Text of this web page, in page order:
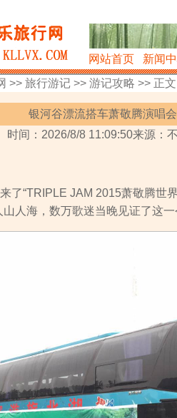
网站首页 新闻
>> 旅行游记 >> 游记攻略 >> 正文
银河谷漂流搭车萧敬腾演唱会
时间：2026/8/8 11:09:50来源：
“TRIPLE JAM 2015萧敬腾世
人海，数万歌迷当晚见证了这一